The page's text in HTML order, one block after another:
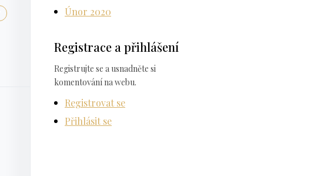
Únor 2020
Registrace a přihlášení
Registrujte se a usnadněte si
komentování na webu.
Registrovat se
Přihlásit se